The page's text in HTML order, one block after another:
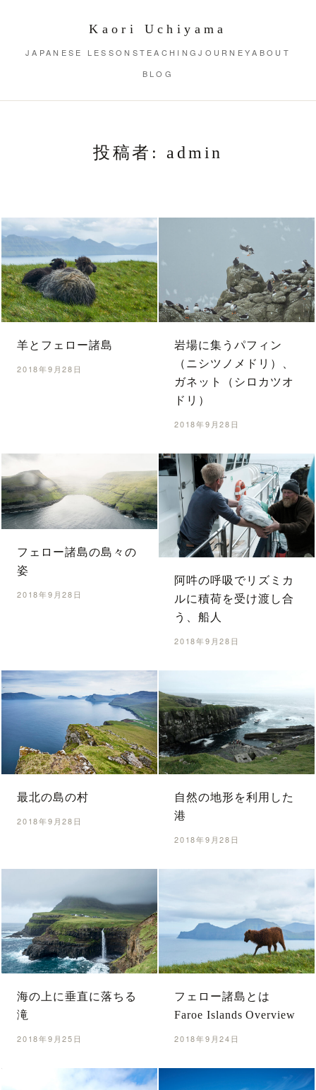
Kaori Uchiyama
JAPANESE LESSONSTEACHINGJOURNEYABOUT
BLOG
投稿者: admin
羊とフェロー諸島
2018年9月28日
岩場に集うパフィン
（ニシツノメドリ）、
ガネット（シロカツオ
ドリ）
2018年9月28日
フェロー諸島の島々の
姿
2018年9月28日
阿吽の呼吸でリズミカ
ルに積荷を受け渡し合
う、船人
2018年9月28日
最北の島の村
2018年9月28日
自然の地形を利用した
港
2018年9月28日
海の上に垂直に落ちる
滝
2018年9月25日
フェロー諸島とは
Faroe Islands Overview
2018年9月24日